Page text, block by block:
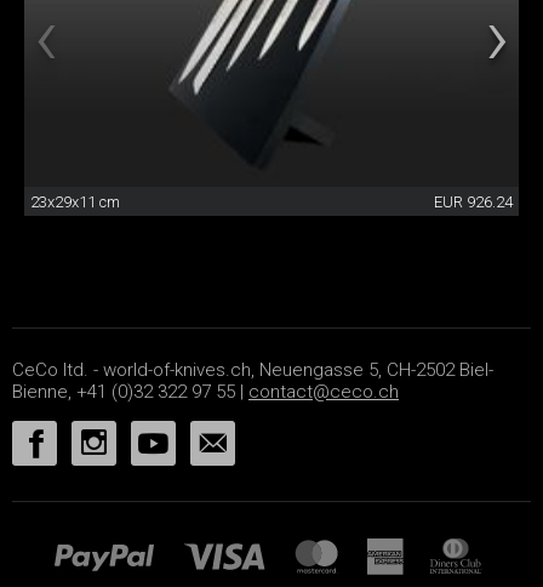
23x29x11 cm EUR 926.24
CeCo ltd. - world-of-knives.ch, Neuengasse 5, CH-2502 Biel-
Bienne, +41 (0)32 322 97 55 | contact@ceco.ch